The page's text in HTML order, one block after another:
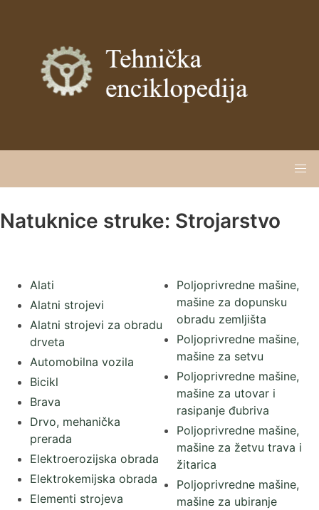
Natuknice struke: Strojarstvo
Alati
Alatni strojevi
Alatni strojevi za obradu
drveta
Automobilna vozila
Bicikl
Brava
Drvo, mehanička
prerada
Elektroerozijska obrada
Elektrokemijska obrada
Elementi strojeva
Poljoprivredne mašine,
mašine za dopunsku
obradu zemljišta
Poljoprivredne mašine,
mašine za setvu
Poljoprivredne mašine,
mašine za utovar i
rasipanje đubriva
Poljoprivredne mašine,
mašine za žetvu trava i
žitarica
Poljoprivredne mašine,
mašine za ubiranje